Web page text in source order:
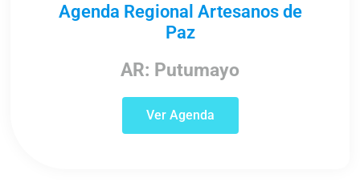
Agenda Regional Artesanos de
Paz
AR: Putumayo
Ver Agenda